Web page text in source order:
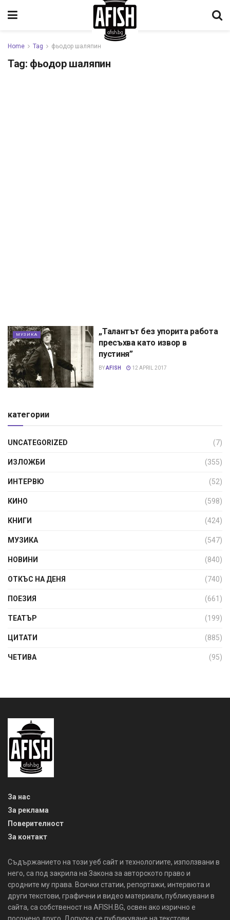
Home Tag фьодор шаляпин
Tag: фьодор шаляпин
МУЗИКА
„Талантът без упорита работа
пресъхва като извор в
пустиня”
BYAFISH 12 APRIL 2017
категории
UNCATEGORIZED (7)
ИЗЛОЖБИ (355)
ИНТЕРВЮ (52)
КИНО (598)
КНИГИ (424)
МУЗИКА (547)
НОВИНИ (840)
ОТКЪС НА ДЕНЯ (740)
ПОЕЗИЯ (661)
ТЕАТЪР (199)
ЦИТАТИ (885)
ЧЕТИВА (95)
За нас
За реклама
Поверителност
За контакт
Съдържанието на този уеб сайт и технологиите, използвани в
него, са под закрила на Закона за авторското право и
сродните му права. Всички статии, репортажи, интервюта и
други текстови, графични и видео материали, публикувани в
сайта, са собственост на AFISH.BG, освен ако изрично е
посочено друго. Допуска се публикуване на текстови